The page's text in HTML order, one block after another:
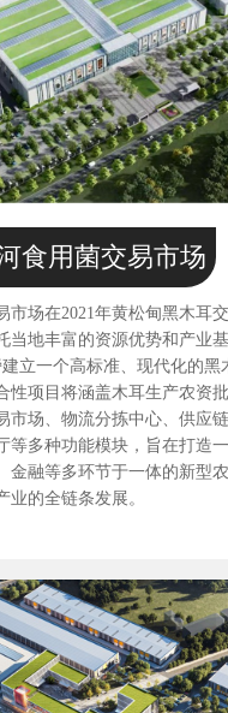
食用菌交易市场
市场在2021年黄松甸黑木耳
当地丰富的资源优势和产业
立一个高标准、现代化的黑
性项目将涵盖木耳生产农资批
市场、物流分拣中心、供应
等多种功能模块，旨在打造
金融等多环节于一体的新型
业的全链条发展。